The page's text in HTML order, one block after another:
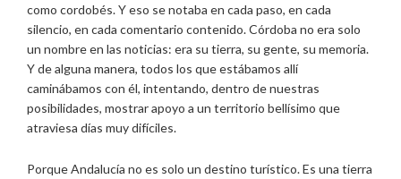
como cordobés. Y eso se notaba en cada paso, en cada
silencio, en cada comentario contenido. Córdoba no era solo
un nombre en las noticias: era su tierra, su gente, su memoria.
Y de alguna manera, todos los que estábamos allí
caminábamos con él, intentando, dentro de nuestras
posibilidades, mostrar apoyo a un territorio bellísimo que
atraviesa días muy difíciles.
Porque Andalucía no es solo un destino turístico. Es una tierra